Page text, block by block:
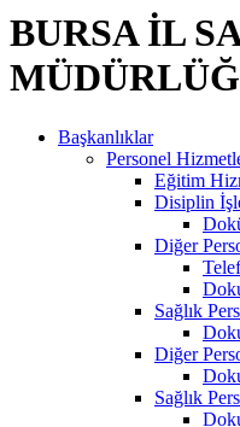
BURSA İL
Başkanlıklar
Personel
Eğitim
Disiplin
Diğer
Sağlık
Diğer
Sağlık